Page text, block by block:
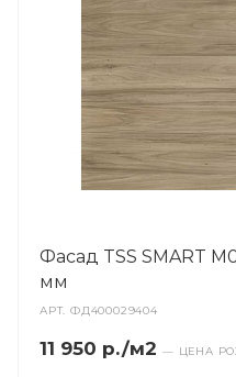
Фасад TSS SMART
мм
АРТ.ФД400029404
11 950 р./м2 — ЦЕНА